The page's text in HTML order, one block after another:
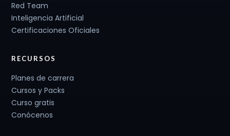
Red Team
Inteligencia Artificial
Certificaciones Oficiales
RECURSOS
Planes de carrera
Cursos y Packs
Curso gratis
Conócenos